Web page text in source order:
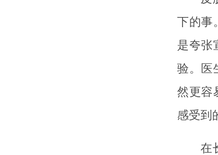
下的事
是夸张
验。医
然更容
感受到
在